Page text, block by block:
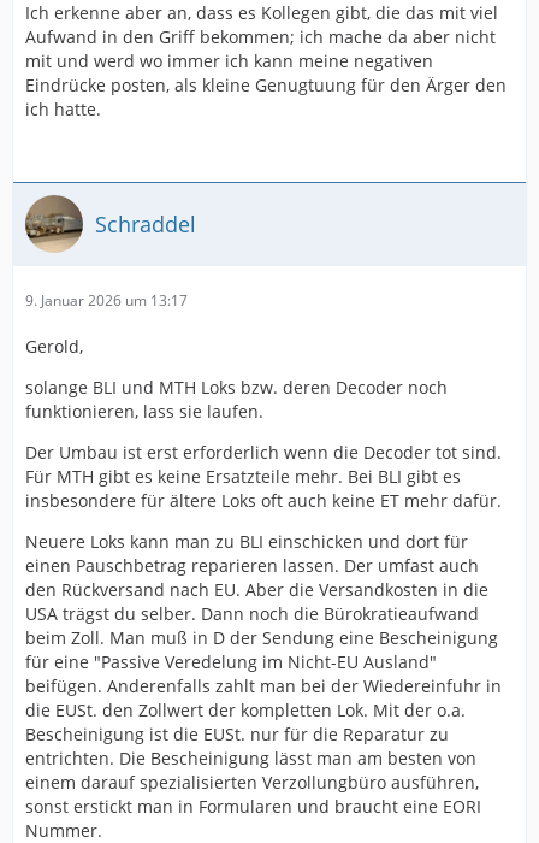
Ich erkenne aber an, dass es Kollegen gibt, die das mit viel
Aufwand in den Griff bekommen; ich mache da aber nicht
mit und werd wo immer ich kann meine negativen
Eindrücke posten, als kleine Genugtuung für den Ärger den
ich hatte.
Schraddel
9. Januar 2026 um 13:17
Gerold,
solange BLI und MTH Loks bzw. deren Decoder noch
funktionieren, lass sie laufen.
Der Umbau ist erst erforderlich wenn die Decoder tot sind.
Für MTH gibt es keine Ersatzteile mehr. Bei BLI gibt es
insbesondere für ältere Loks oft auch keine ET mehr dafür.
Neuere Loks kann man zu BLI einschicken und dort für
einen Pauschbetrag reparieren lassen. Der umfast auch
den Rückversand nach EU. Aber die Versandkosten in die
USA trägst du selber. Dann noch die Bürokratieaufwand
beim Zoll. Man muß in D der Sendung eine Bescheinigung
für eine "Passive Veredelung im Nicht-EU Ausland"
beifügen. Anderenfalls zahlt man bei der Wiedereinfuhr in
die EUSt. den Zollwert der kompletten Lok. Mit der o.a.
Bescheinigung ist die EUSt. nur für die Reparatur zu
entrichten. Die Bescheinigung lässt man am besten von
einem darauf spezialisierten Verzollungbüro ausführen,
sonst erstickt man in Formularen und braucht eine EORI
Nummer.